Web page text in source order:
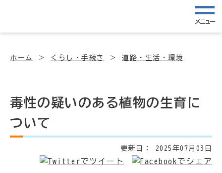
メニュー
ホーム くらし・手続き 道路・生活・環境
毒性の疑いのある植物の生育に
ついて
更新日： 2025年07月03日